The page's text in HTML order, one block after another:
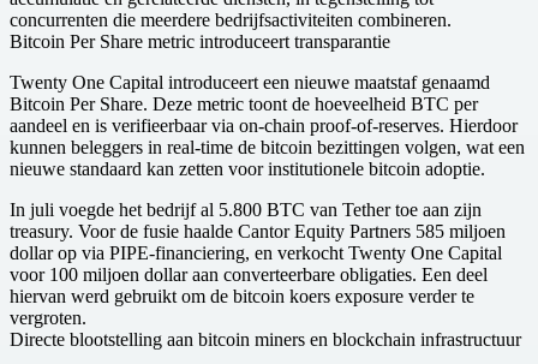
concurrenten die meerdere bedrijfsactiviteiten combineren.
Bitcoin Per Share metric introduceert transparantie
Twenty One Capital introduceert een nieuwe maatstaf genaamd
Bitcoin Per Share. Deze metric toont de hoeveelheid BTC per
aandeel en is verifieerbaar via on-chain proof-of-reserves. Hierdoor
kunnen beleggers in real-time de bitcoin bezittingen volgen, wat een
nieuwe standaard kan zetten voor institutionele bitcoin adoptie.
In juli voegde het bedrijf al 5.800 BTC van Tether toe aan zijn
treasury. Voor de fusie haalde Cantor Equity Partners 585 miljoen
dollar op via PIPE-financiering, en verkocht Twenty One Capital
voor 100 miljoen dollar aan converteerbare obligaties. Een deel
hiervan werd gebruikt om de bitcoin koers exposure verder te
vergroten.
Directe blootstelling aan bitcoin miners en blockchain infrastructuur